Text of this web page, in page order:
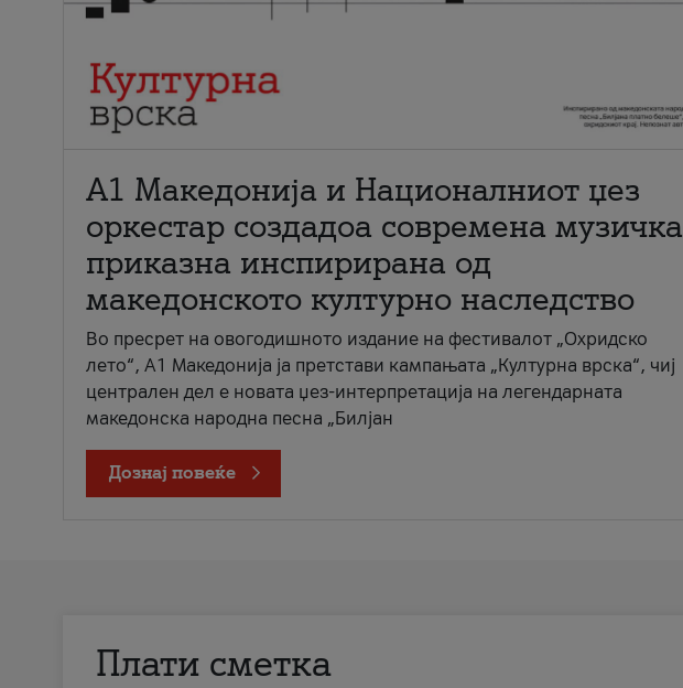
А1 Македонија и Националниот џез
оркестар создадоа современа музичка
приказна инспирирана од
македонското културно наследство
Во пресрет на овогодишното издание на фестивалот „Охридско
лето“, А1 Македонија ја претстави кампањата „Културна врска“, чиј
централен дел е новата џез-интерпретација на легендарната
македонска народна песна „Билјан
Дознај повеќе
Плати сметка